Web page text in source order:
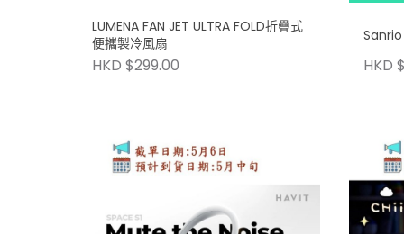
LUMENA FAN JET ULTRA FOLD折疊式
便攜製冷風扇
HKD $299.00 HKD